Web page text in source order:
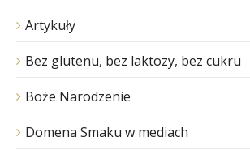
Artykuły
Bez glutenu, bez laktozy, bez cukru
Boże Narodzenie
Domena Smaku w mediach